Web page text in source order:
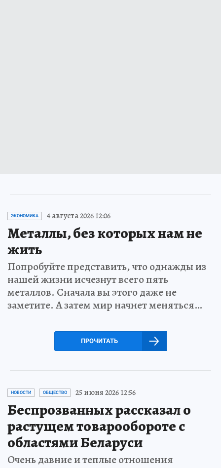
ЭКОНОМИКА 4 августа 2026 12:06
Металлы, без которых нам не
жить
Попробуйте представить, что однажды из
нашей жизни исчезнут всего пять
металлов. Сначала вы этого даже не
заметите. А затем мир начнет меняться…
ПРОЧИТАТЬ
НОВОСТИ ОБЩЕСТВО 25 июня 2026 12:56
Беспрозванных рассказал о
растущем товарообороте с
областями Беларуси
Очень давние и теплые отношения